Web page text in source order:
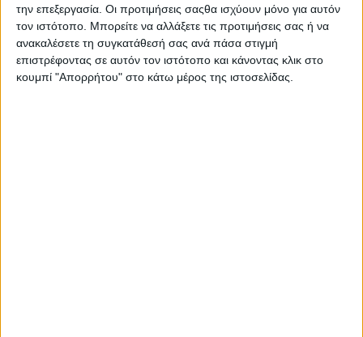
την επεξεργασία. Οι προτιμήσεις σαςθα ισχύουν μόνο για αυτόν
τον ιστότοπο. Μπορείτε να αλλάξετε τις προτιμήσεις σας ή να
ανακαλέσετε τη συγκατάθεσή σας ανά πάσα στιγμή
επιστρέφοντας σε αυτόν τον ιστότοπο και κάνοντας κλικ στο
κουμπί "Απορρήτου" στο κάτω μέρος της ιστοσελίδας.
21 Μαρτίου, 2026
Κρήτες Καλλιτέχνες | Γιώργος